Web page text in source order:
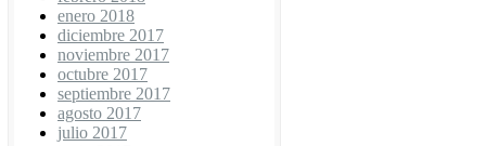
enero 2018
diciembre 2017
noviembre 2017
octubre 2017
septiembre 2017
agosto 2017
julio 2017